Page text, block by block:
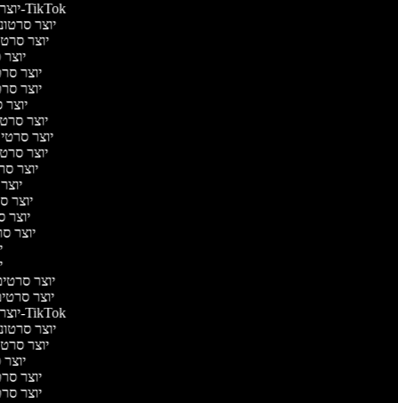
יוצר סרטונים ל-TikTok
יוצר
יוצר
יוצר
יוצר
יוצר
יוצר
יוצר סרטי
יוצר
יוצר
יוצר
יוצר
יוצר
יוצר
יוצר
יוצר סרטונים ל-TikTok
יוצר
יוצר
יוצר
יוצר